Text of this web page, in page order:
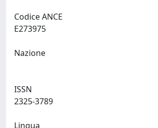
Codice ANCE
Nazione
ISSN
Lingua